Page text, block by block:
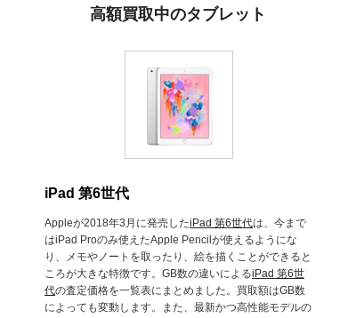
高額買取中のタブレット
iPad 第6世代
Appleが2018年3月に発売したiPad 第6世代は、今まで
はiPad Proのみ使えたApple Pencilが使えるようにな
り、メモやノートを取ったり、絵を描くことができると
ころが大きな特徴です。GB数の違いによるiPad 第6世
代の査定価格を一覧表にまとめました。買取額はGB数
によっても変動します。また、最新かつ高性能モデルの